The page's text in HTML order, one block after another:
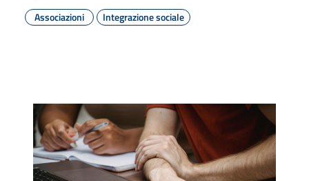
Associazioni
Integrazione sociale